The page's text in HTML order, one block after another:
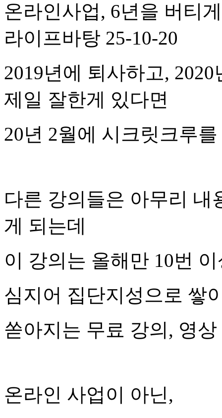
온라인사업, 6년을 버티
라이프바탕 25-10-20
2019년에 퇴사하고,
제일 잘한게 있다면
20년 2월에 시크릿크루
다른 강의들은 아무리 내
게 되는데
이 강의는 올해만 10번
심지어 집단지성으로 쌓
쏟아지는 무료 강의, 영
온라인 사업이 아닌,